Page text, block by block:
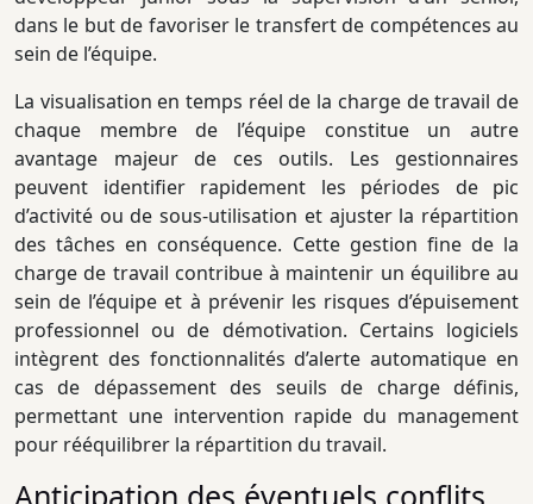
dans le but de favoriser le transfert de compétences au
sein de l’équipe.
La visualisation en temps réel de la charge de travail de
chaque membre de l’équipe constitue un autre
avantage majeur de ces outils. Les gestionnaires
peuvent identifier rapidement les périodes de pic
d’activité ou de sous-utilisation et ajuster la répartition
des tâches en conséquence. Cette gestion fine de la
charge de travail contribue à maintenir un équilibre au
sein de l’équipe et à prévenir les risques d’épuisement
professionnel ou de démotivation. Certains logiciels
intègrent des fonctionnalités d’alerte automatique en
cas de dépassement des seuils de charge définis,
permettant une intervention rapide du management
pour rééquilibrer la répartition du travail.